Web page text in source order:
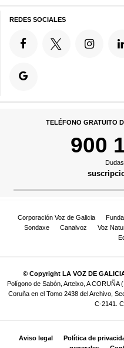
REDES SOCIALES
TELÉFONO GRATUITO
900
Corporación Voz de Galicia
Sondaxe
Canalvoz Voz
© Copyright LA VOZ DE
Polígono de Sabón, Arteixo, A
Coruña en el Tomo 2438 del Archivo,
C-2141.
Aviso legal Política de